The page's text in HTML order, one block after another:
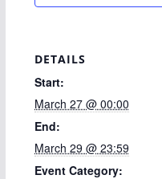
DETAILS
Start:
March 27 @ 00:00
End:
March 29 @ 23:59
Event Category: